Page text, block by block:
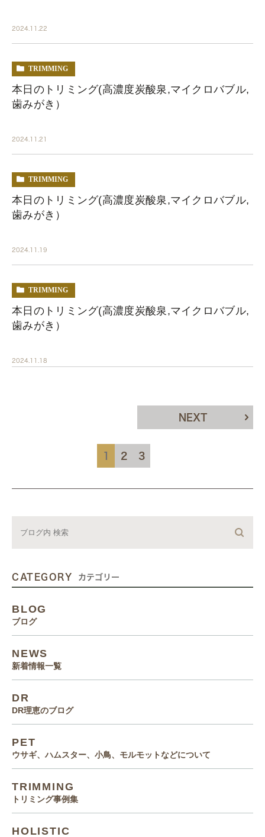
2024.11.22
TRIMMING
本日のトリミング(高濃度炭酸泉,マイクロバブル,
歯みがき）
2024.11.21
TRIMMING
本日のトリミング(高濃度炭酸泉,マイクロバブル,
歯みがき）
2024.11.19
TRIMMING
本日のトリミング(高濃度炭酸泉,マイクロバブル,
歯みがき）
2024.11.18
1 2 3
NEXT
CATEGORY カテゴリー
BLOG
ブログ
NEWS
新着情報一覧
DR
DR理恵のブログ
PET
ウサギ、ハムスター、小鳥、モルモットなどについて
TRIMMING
トリミング事例集
HOLISTIC